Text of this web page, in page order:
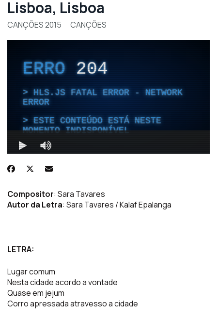
Lisboa, Lisboa
CANÇÕES 2015 CANÇÕES
Compositor: Sara Tavares
Autor da Letra: Sara Tavares / Kalaf Epalanga
LETRA:
Lugar comum
Nesta cidade acordo a vontade
Quase em jejum
Corro apressada atravesso a cidade